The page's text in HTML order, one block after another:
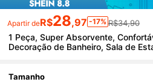
Apartir deR$28,97 -17% R$34,90
1 Peça, Super Absorvente,
Decoração de Banheiro, Sala de
Tamanho